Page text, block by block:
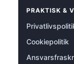
PRAKTISK &
Cookiepolitik